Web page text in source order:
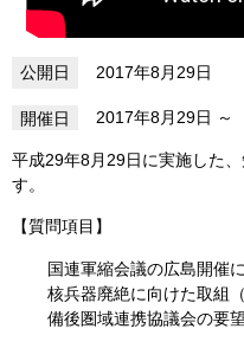
2017年8月29日
2017年8月29日
平成29年8月29日に実施した
す。
【質問項目】
国連軍縮会議の広島開催
核兵器廃絶に向けた取組
備後圏域連携協議会の要